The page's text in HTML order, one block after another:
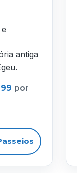
antiga
por